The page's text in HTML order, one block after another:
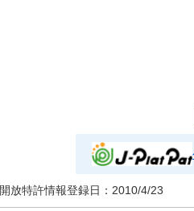
開放特許情報登録日： 2010/4/23